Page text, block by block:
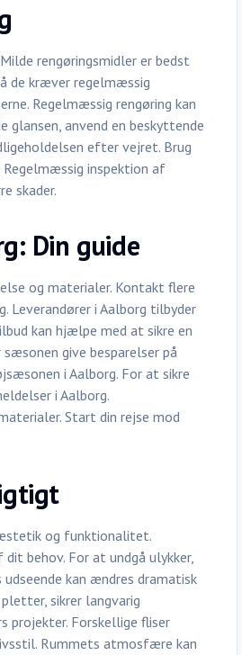
rengøringsmidler er bedst
de kræver regelmæssig
Regelmæssig rengøring kan
glansen, anvend en beskyttende
efter vejret. Brug
inspektion af
skader.
Din guide
og materialer. Kontakt flere
i Aalborg tilbyder
kan hjælpe med at sikre en
give besparelser på
i Aalborg. For at sikre
i Aalborg.
Start din rejse mod
og funktionalitet.
behov. For at undgå ulykker,
kan ændres dramatisk
sikrer langvarig
projekter. Forskellige fliser
Rummets atmosfære kan